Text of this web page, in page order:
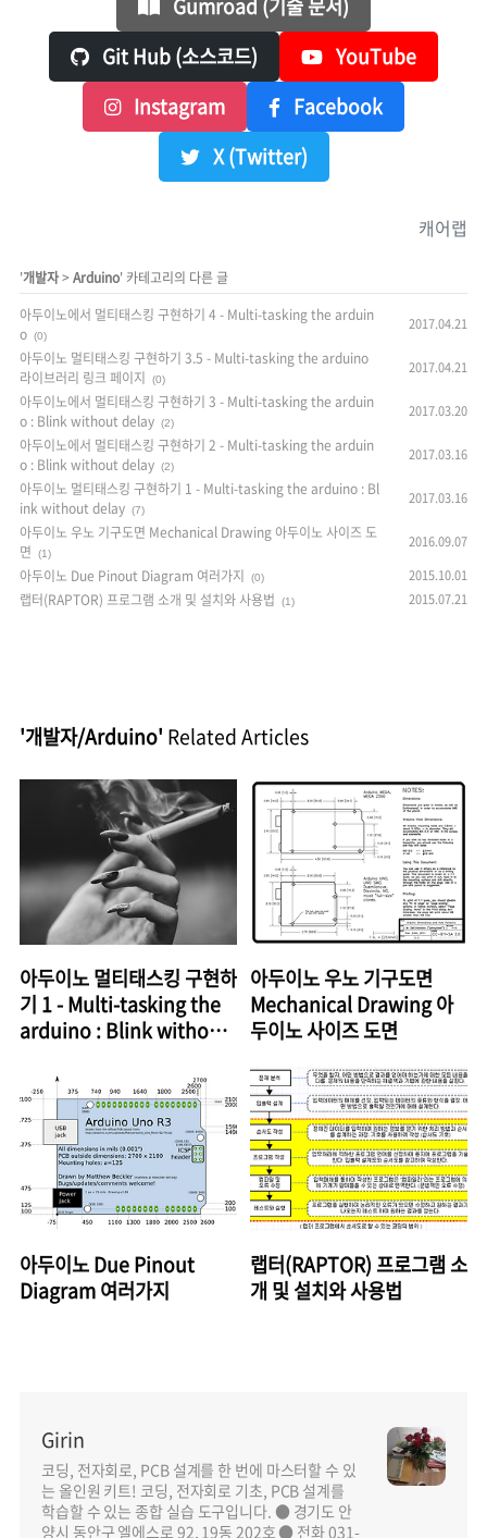
Gumroad (기술 문서)
Git Hub (소스코드)
YouTube
Instagram
Facebook
X (Twitter)
캐어랩
'개발자> Arduino' 카테고리의 다른 글
아두이노에서 멀티태스킹 구현하기 4 - Multi-tasking the arduin
o (0)
2017.04.21
아두이노 멀티태스킹 구현하기 3.5 - Multi-tasking the arduino
라이브러리 링크 페이지
(0)
2017.04.21
아두이노에서 멀티태스킹 구현하기 3 - Multi-tasking the arduin
o : Blink without delay (2)
2017.03.20
아두이노에서 멀티태스킹 구현하기 2 - Multi-tasking the arduin
o : Blink without delay (2)
2017.03.16
아두이노 멀티태스킹 구현하기 1 - Multi-tasking the arduino : Bl
ink without delay (7)
2017.03.16
아두이노 우노 기구도면 Mechanical Drawing 아두이노 사이즈 도
면
(1)
2016.09.07
아두이노 Due Pinout Diagram 여러가지 (0) 2015.10.01
랩터(RAPTOR) 프로그램 소개 및 설치와 사용법 (1) 2015.07.21
'개발자/Arduino' Related Articles
아두이노 멀티태스킹 구현하
기 1 - Multi-tasking the
arduino : Blink without
아두이노 우노 기구도면
Mechanical Drawing 아
두이노 사이즈 도면
아두이노 Due Pinout
Diagram 여러가지
랩터(RAPTOR) 프로그램 소
개 및 설치와 사용법
Girin
코딩, 전자회로, PCB 설계를 한 번에 마스터할 수 있
는 올인원 키트! 코딩, 전자회로 기초, PCB 설계를
학습할 수 있는 종합 실습 도구입니다. ● 경기도 안
양시 동안구 엘에스로 92, 19동 202호 ● 전화 031-